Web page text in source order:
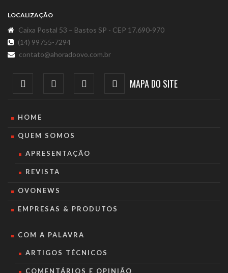
LOCALIZAÇÃO
Caixa Postal 53 – Bastos SP - CEP 17.690-970
(14) 99755-7294
contato@ahoradoovo.com.br
MAPA DO SITE
HOME
QUEM SOMOS
APRESENTAÇÃO
REVISTA
OVONEWS
EMPRESAS & PRODUTOS
COM A PALAVRA
ARTIGOS TÉCNICOS
COMENTÁRIOS E OPINIÃO